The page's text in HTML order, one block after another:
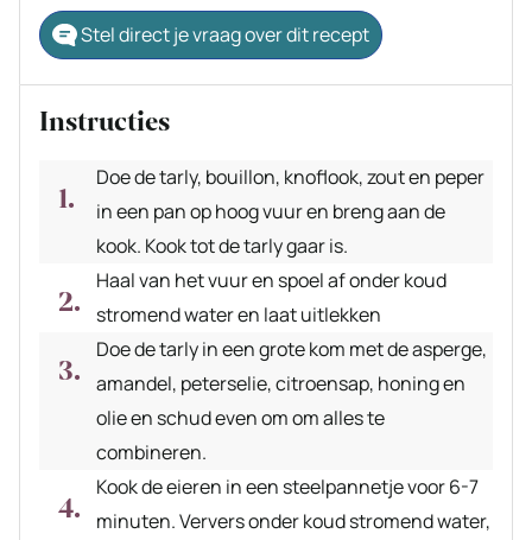
Stel direct je vraag over dit recept
Instructies
Doe de tarly, bouillon, knoflook, zout en peper
in een pan op hoog vuur en breng aan de
kook. Kook tot de tarly gaar is.
Haal van het vuur en spoel af onder koud
stromend water en laat uitlekken
Doe de tarly in een grote kom met de asperge,
amandel, peterselie, citroensap, honing en
olie en schud even om om alles te
combineren.
Kook de eieren in een steelpannetje voor 6-7
minuten. Ververs onder koud stromend water,